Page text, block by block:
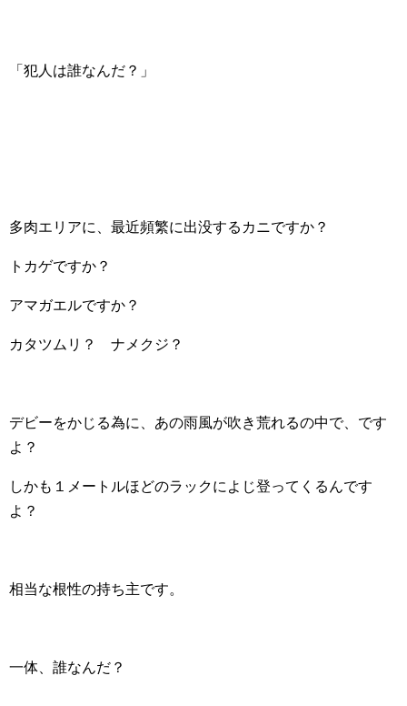
「犯人は誰なんだ？」
多肉エリアに、最近頻繁に出没するカニですか？
トカゲですか？
アマガエルですか？
カタツムリ？ ナメクジ？
デビーをかじる為に、あの雨風が吹き荒れるの中で、です
よ？
しかも１メートルほどのラックによじ登ってくるんです
よ？
相当な根性の持ち主です。
一体、誰なんだ？